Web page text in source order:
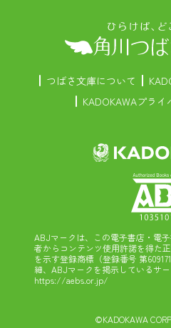
つばさ文庫について
KADOKAWAプラ
ABJマークは、この電子書店・電
者からコンテンツ使用許諾を得た
を示す登録商標（登録番号 第
細、ABJマークを掲示しているサ
https://aebs.or.jp/
©KADOKAWA